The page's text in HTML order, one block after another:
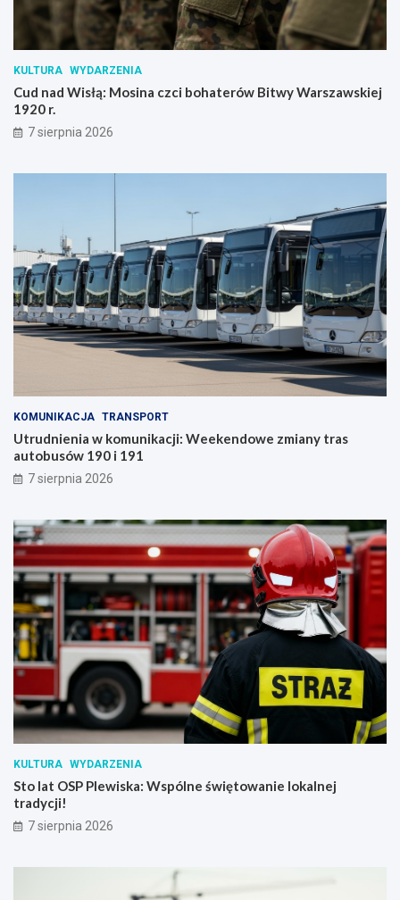
KULTURA WYDARZENIA
Cud nad Wisłą: Mosina czci bohaterów Bitwy Warszawskiej
1920 r.
7 sierpnia 2026
KOMUNIKACJA TRANSPORT
Utrudnienia w komunikacji: Weekendowe zmiany tras
autobusów 190 i 191
7 sierpnia 2026
KULTURA WYDARZENIA
Sto lat OSP Plewiska: Wspólne świętowanie lokalnej
tradycji!
7 sierpnia 2026